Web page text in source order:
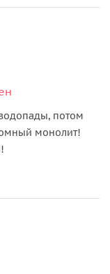
потом
монолит!